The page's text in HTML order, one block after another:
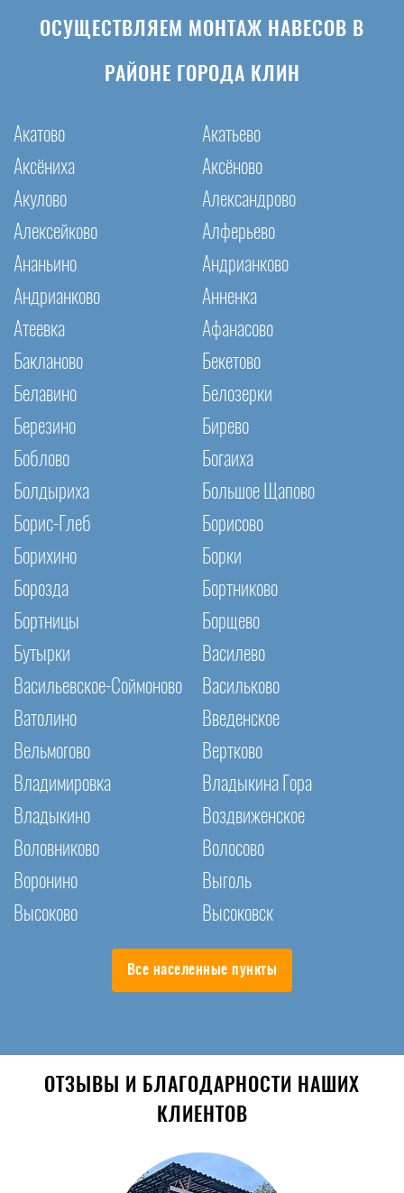
ОСУЩЕСТВЛЯЕМ МОНТАЖ НАВЕСОВ В
РАЙОНЕ ГОРОДА КЛИН
Акатово
Акатьево
Аксёниха
Аксёново
Акулово
Александрово
Алексейково
Алферьево
Ананьино
Андрианково
Андрианково
Анненка
Атеевка
Афанасово
Бакланово
Бекетово
Белавино
Белозерки
Березино
Бирево
Боблово
Богаиха
Болдыриха
Большое Щапово
Борис-Глеб
Борисово
Борихино
Борки
Борозда
Бортниково
Бортницы
Борщево
Бутырки
Василево
Васильевское-Соймоново
Васильково
Ватолино
Введенское
Вельмогово
Вертково
Владимировка
Владыкина Гора
Владыкино
Воздвиженское
Воловниково
Волосово
Воронино
Выголь
Высоково
Высоковск
Все населенные пункты
ОТЗЫВЫ И БЛАГОДАРНОСТИ НАШИХ
КЛИЕНТОВ